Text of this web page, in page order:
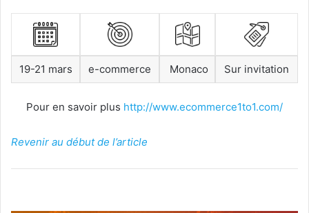
19-21 mars e-commerce Monaco Sur invitation
Pour en savoir plus http://www.ecommerce1to1.com/
Revenir au début de l’article